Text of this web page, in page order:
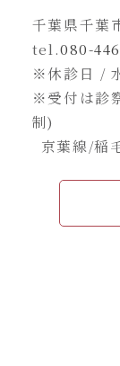
千葉県千葉
tel.080-
※休診日 /
※受付は診
制)
京葉線/稲